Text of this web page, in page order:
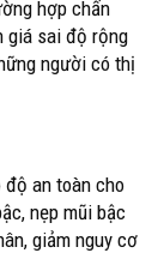
hợp chấn
giá sai độ rộng
người có thị
độ an toàn cho
nẹp mũi bậc
giảm nguy cơ